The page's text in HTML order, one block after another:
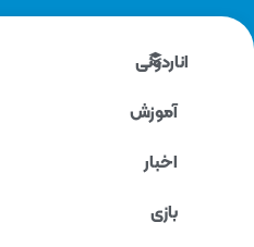
اناردونی
آموزش